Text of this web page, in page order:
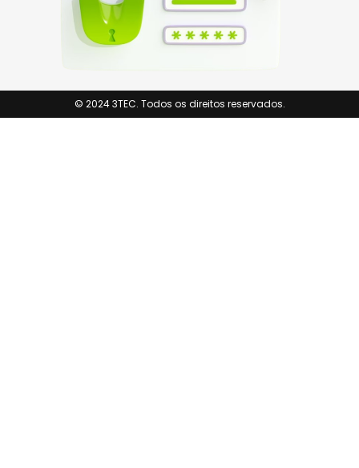
© 2024 3TEC. Todos os direitos reservados.